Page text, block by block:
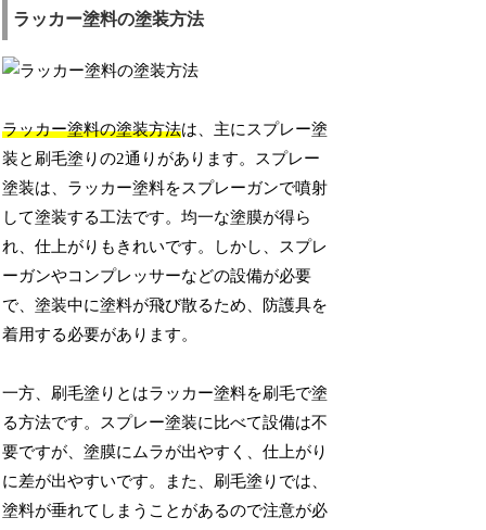
ラッカー塗料の塗装方法
ラッカー塗料の塗装方法は、主にスプレー塗
装と刷毛塗りの2通りがあります。スプレー
塗装は、ラッカー塗料をスプレーガンで噴射
して塗装する工法です。均一な塗膜が得ら
れ、仕上がりもきれいです。しかし、スプレ
ーガンやコンプレッサーなどの設備が必要
で、塗装中に塗料が飛び散るため、防護具を
着用する必要があります。
一方、刷毛塗りとはラッカー塗料を刷毛で塗
る方法です。スプレー塗装に比べて設備は不
要ですが、塗膜にムラが出やすく、仕上がり
に差が出やすいです。また、刷毛塗りでは、
塗料が垂れてしまうことがあるので注意が必